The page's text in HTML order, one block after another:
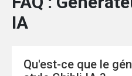
IA
Qu'est-ce que le